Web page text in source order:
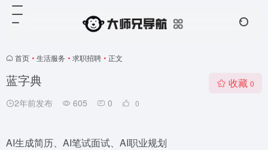
首页 • 生活服务 • 求职招聘 • 正文
蓝字典
2年前发布 605 0 0
收藏 0
AI生成简历、AI笔试面试、AI职业规划